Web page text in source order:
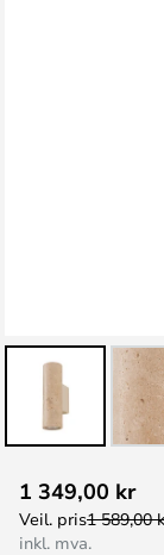
til
begynnelsen
1 349,00 kr
Veil. pris1 589,00
inkl. mva.